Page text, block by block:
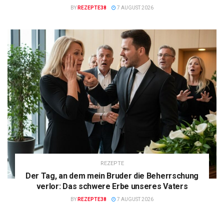
BY REZEPTE38 7 AUGUST 2026
REZEPTE
Der Tag, an dem mein Bruder die Beherrschung
verlor: Das schwere Erbe unseres Vaters
BY REZEPTE38 7 AUGUST 2026